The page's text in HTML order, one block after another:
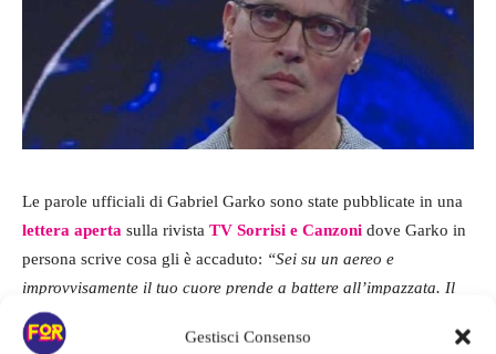
Gestisci Consenso
Le parole ufficiali di Gabriel Garko sono state pubblicate in una
lettera aperta sulla rivista TV Sorrisi e Canzoni dove Garko in
persona scrive cosa gli è accaduto: “Sei su un aereo e
improvvisamente il tuo cuore prende a battere all’impazzata. Il
panico ti assale, fatichi a respirare, ti manca l’aria. Il medico
che consulti, appena metti i piedi a terra, te lo conferma: questa